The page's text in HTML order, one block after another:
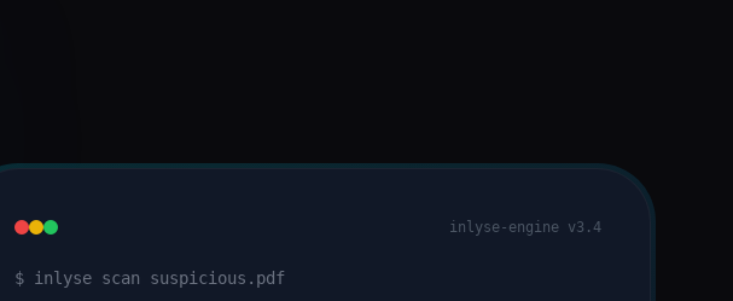
inlyse-engine v3.4
$ inlyse scan suspicious.pdf